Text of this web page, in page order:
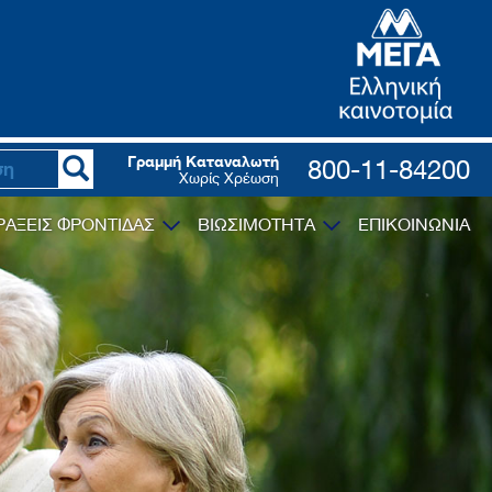
Γραμμή Καταναλωτή
Χωρίς Χρέωση 800-11-84200
ΦΡΟΝΤΙΔΑΣ ΒΙΩΣΙΜΟΤΗΤΑ ΕΠΙΚΟΙΝΩΝΙΑ